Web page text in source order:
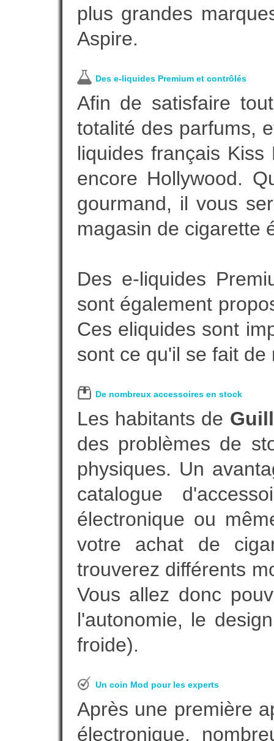
plus grandes
Aspire.
Des e-liquides Premium et contrôlés
Afin de satisfaire
totalité des parfums,
liquides français
encore Hollywood.
gourmand, il vous
magasin de cigarette
Des e-liquides
sont également
Ces eliquides sont
sont ce qu'il se fait
De nombreux accessoires en stock
Les habitants de
des problèmes de
physiques. Un
catalogue
électronique ou
votre achat de
trouverez différents
Vous allez donc
l'autonomie, le
froide).
Un coin Mod pour les experts
Après une première
électronique,